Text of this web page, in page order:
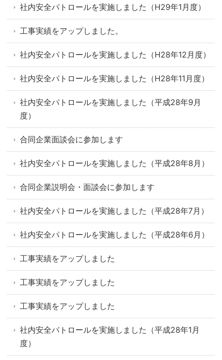
社内安全パトロールを実施しました（H29年1月度）
工事実績をアップしました。
社内安全パトロールを実施しました（H28年12月度）
社内安全パトロールを実施しました（H28年11月度）
社内安全パトロールを実施しました（平成28年9月
度）
合同企業面談会に参加します
社内安全パトロールを実施しました（平成28年8月）
合同企業説明会・面談会に参加します
社内安全パトロールを実施しました（平成28年7月）
社内安全パトロールを実施しました（平成28年6月）
工事実績をアップしました
工事実績をアップしました
工事実績をアップしました
社内安全パトロールを実施しました（平成28年1月
度）